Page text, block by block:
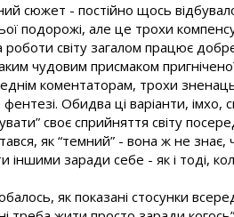
сюжет - постійно щось
подорожі, але це трохи
світу загалом працює
чудовим присмаком
коментаторам, трохи
фентезі. Обидва ці варіанти,
своє сприйняття світу
як “темний” - вона ж не
іншими заради себе - як і тоді,
як показані стосунки